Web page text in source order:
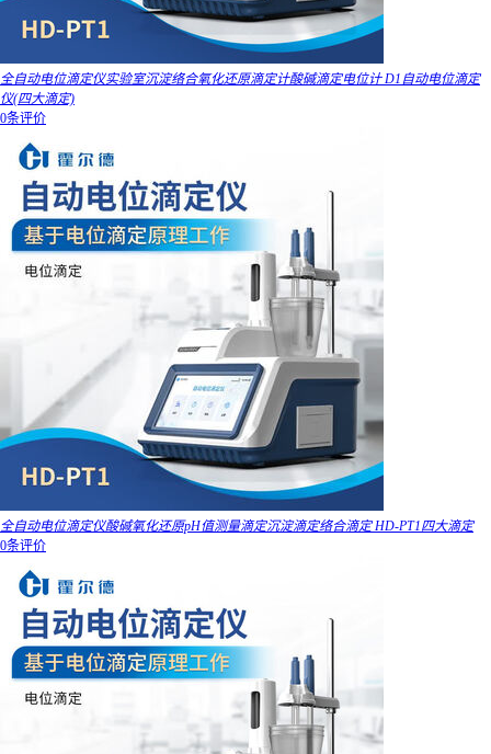
全自动电位滴定仪实验室沉淀络合氧化还原滴定计酸碱滴定电位计 D1自动电位滴定
仪(四大滴定)
0条评价
全自动电位滴定仪酸碱氧化还原pH值测量滴定沉淀滴定络合滴定 HD-PT1四大滴定
0条评价